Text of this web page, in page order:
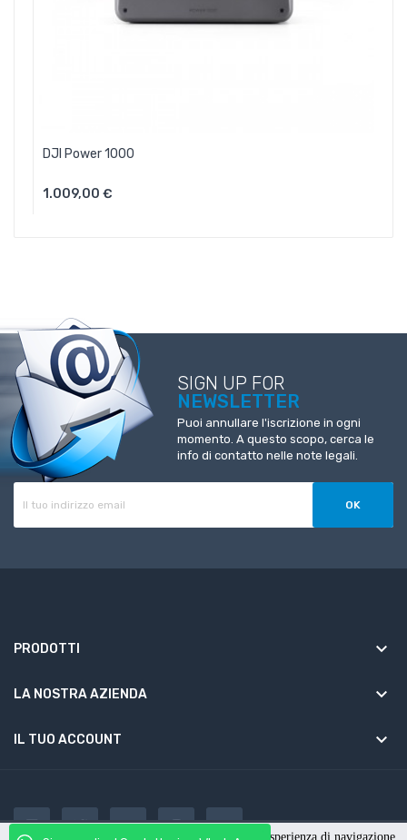
Questo sito utilizza cookies per migliorare la tua esperienza di navigazione
DJI Power 1000
1.009,00 €
SIGN UP FOR
NEWSLETTER
Puoi annullare l'iscrizione in ogni
momento. A questo scopo, cerca le
info di contatto nelle note legali.
PRODOTTI keyboard_arrow_down
LA NOSTRA AZIENDA keyboard_arrow_down
IL TUO ACCOUNT 